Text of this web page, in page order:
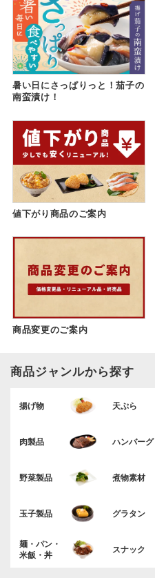
暑い日にさっぱりっと！茄子の
南蛮漬け！
値下がり商品のご案内
商品変更のご案内
商品ジャンルから探す
揚げ物 天ぷら
肉製品 ハンバーグ
野菜製品 煮物素材
玉子製品 グラタン
麺・パン・
米飯・丼
スナック